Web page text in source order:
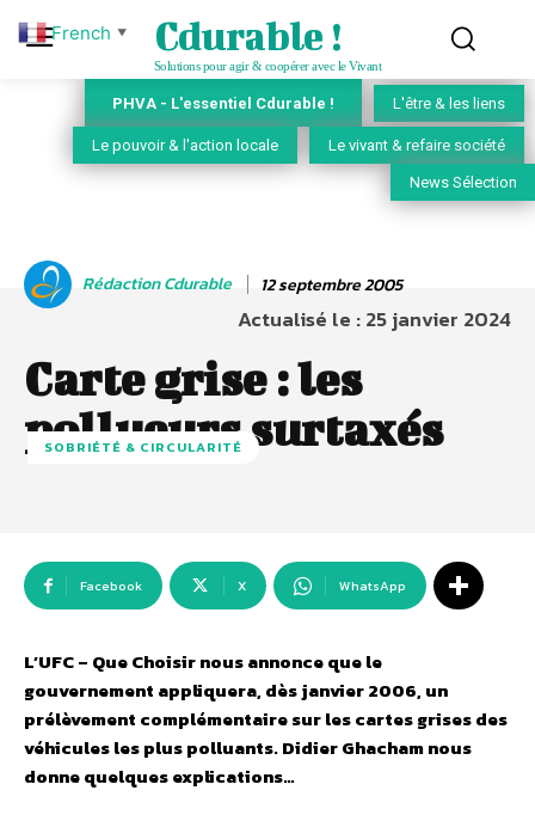
Cdurable !
Solutions pour agir & coopérer avec le Vivant
PHVA - L'essentiel Cdurable ! L'être & les liens
Le pouvoir & l'action locale Le vivant & refaire société
News Sélection
Rédaction Cdurable 12 septembre 2005
Actualisé le :25 janvier 2024
Carte grise : les
pollueurs surtaxés
SOBRIÉTÉ & CIRCULARITÉ
Facebook X WhatsApp
L’UFC – Que Choisir nous annonce que le
gouvernement appliquera, dès janvier 2006, un
prélèvement complémentaire sur les cartes grises des
véhicules les plus polluants. Didier Ghacham nous
donne quelques explications…
French ▼